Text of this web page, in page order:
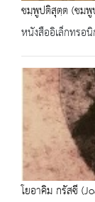
ชมฺพูปติสุตฺต (ชม
หนังสืออิเล็กทรอ
โยอาคิม กรัสซี